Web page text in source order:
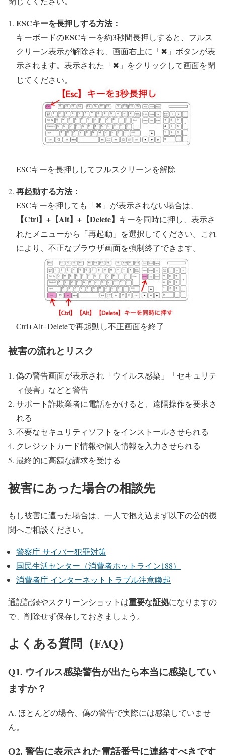
ESCキーを長押しする方法：
キーボードのESCキーを約3秒間長押しすると、フルス
クリーン表示が解除され、画面右上に「✖」ボタンが表
示されます。表示された「✖」をクリックして画面を閉
じてください。
ESCキーを長押ししてフルスクリーンを解除
再起動する方法：
ESCキーを押しても「✖」が表示されない場合は、
【Ctrl】+【Alt】+【Delete】 キーを同時に押し、表示さ
れたメニューから「再起動」を選択してください。これ
により、不正なブラウザ画面を強制終了できます。
Ctrl+Alt+Deleteで再起動し不正画面を終了
被害の流れとリスク
偽の警告画面が表示され「ウイルス感染」「セキュリテ
ィ侵害」などと警告
サポート詐欺業者に電話をかけると、遠隔操作を要求さ
れる
不要なセキュリティソフトをインストールさせられる
クレジットカード情報や個人情報を入力させられる
最終的に高額な請求を受ける
被害にあった場合の相談先
もし被害に遭った場合は、一人で抱え込まず以下の公的機
関へご相談ください。
警察庁 サイバー犯罪対策
国民生活センター（消費者ホットライン188）
消費者庁 インターネットトラブル注意喚起
通話記録やスクリーンショットは重要な証拠になりますの
で、削除せず保存しておきましょう。
よくある質問（FAQ）
Q1. ウイルス感染警告が出たら本当に感染してい
ますか？
A. ほとんどの場合、偽の警告で実際には感染していませ
ん。
Q2. 警告に表示された電話番号に連絡すべきです